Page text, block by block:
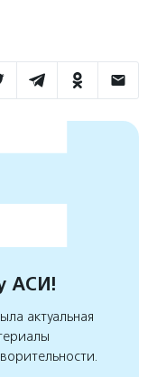
АСИ!
актуальная